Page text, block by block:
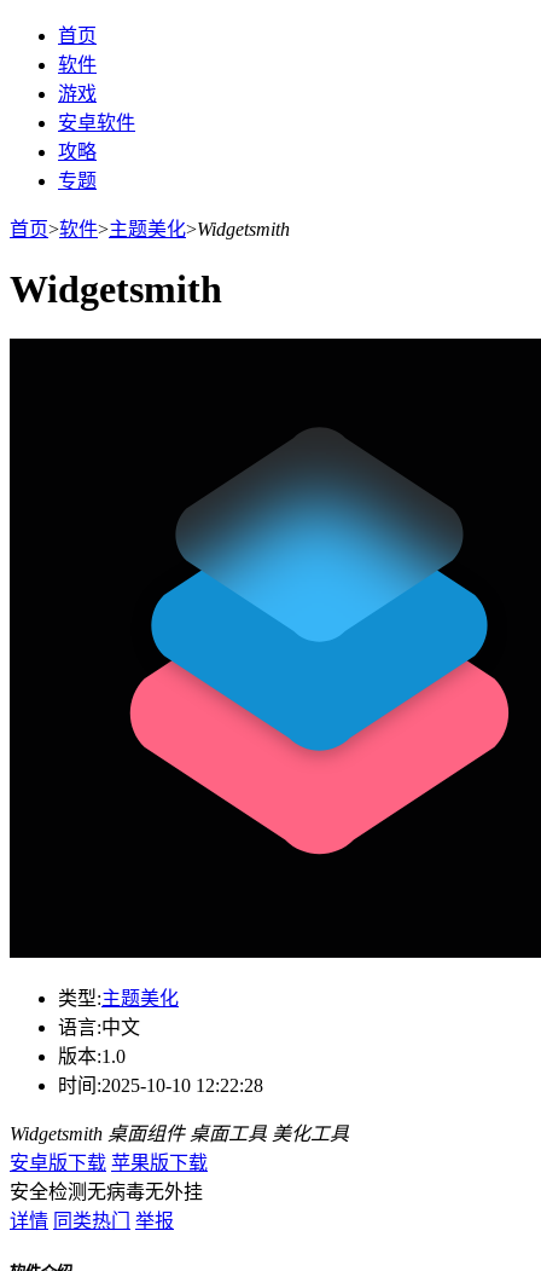
首页
软件
游戏
安卓软件
攻略
专题
首页>软件>主题美化>Widgetsmith
Widgetsmith
类型:主题美化
语言:中文
版本:1.0
时间:2025-10-10 12:22:28
Widgetsmith 桌面组件 桌面工具 美化工具
安卓版下载 苹果版下载
安全检测无病毒无外挂
详情 同类热门 举报